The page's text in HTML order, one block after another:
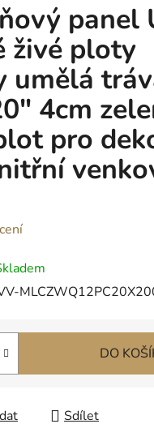
panel
živé ploty
umělá
4cm
pro
DO
Sdílet